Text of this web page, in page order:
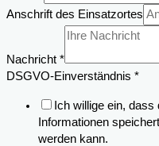
Einsatzortes
Anschrift des Einsatzortes
Nachricht *
DSGVO-Einverständnis *
Ich willige ein, dass
Informationen
werden kann.